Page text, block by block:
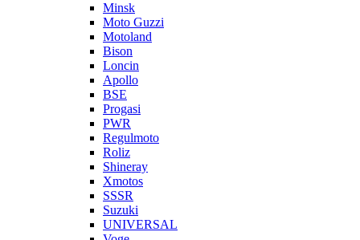
Minsk
Moto Guzzi
Motoland
Bison
Loncin
Apollo
BSE
Progasi
PWR
Regulmoto
Roliz
Shineray
Xmotos
SSSR
Suzuki
UNIVERSAL